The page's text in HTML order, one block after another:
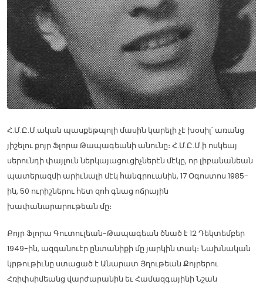
Հ.Մ.Ը.Մ.ական պասքեթպոլի մասին կարելի չէ խօսիլ՝ առանց
յիշելու քոյր Ֆլորա Թապագեանի անունը։ Հ.Մ.Ը.Մ.ի ոսկեայ
սերունդի փայլուն ներկայացուցիչներէն մէկը, որ լիբանանեան
պատերազմի արիւնալի մէկ հանգրուանին, 17 Օգոստոս 1985-
ին, 50 ուրիշներու հետ զոհ գնաց ոճրային
խափանարարութեան մը։
Քոյր Ֆլորա Գուտուլեան-Թապագեան ծնած է 12 Դեկտեմբեր
1949-ին, ազգանուէր ընտանիքի մը յարկին տակ։ Նախնական
կրթութիւնը ստացած է Անարատ Յղութեան Քոյրերու
Հռիփսիմեանց վարժարանին եւ Համազգայինի Նշան